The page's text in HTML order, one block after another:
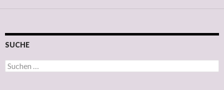
SUCHE
Suchen nach: